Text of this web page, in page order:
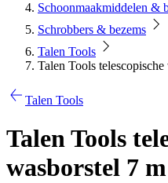
Schoonmaakmiddelen &
Schrobbers & bezems
Talen Tools
Talen Tools
Talen Tools
Talen Tools
wasborstel 7 m